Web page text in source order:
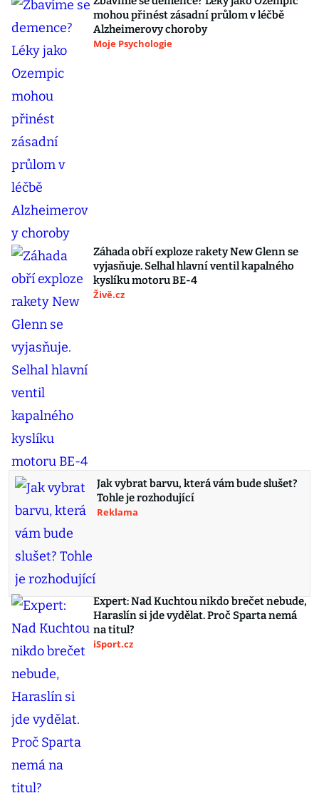
mohou přinést zásadní průlom v léčbě
Alzheimerovy choroby
Moje Psychologie
Záhada obří exploze rakety New Glenn se
vyjasňuje. Selhal hlavní ventil kapalného
kyslíku motoru BE-4
Živě.cz
Jak vybrat barvu, která vám bude slušet?
Tohle je rozhodující
Reklama
Expert: Nad Kuchtou nikdo brečet nebude,
Haraslín si jde vydělat. Proč Sparta nemá
na titul?
iSport.cz